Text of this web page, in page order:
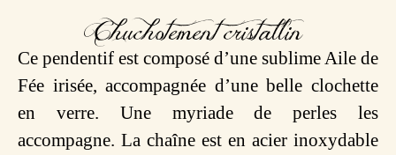
Chuchotement cristallin
Ce pendentif est composé d’une sublime Aile de
Fée irisée, accompagnée d’une belle clochette
en verre. Une myriade de perles les
accompagne. La chaîne est en acier inoxydable